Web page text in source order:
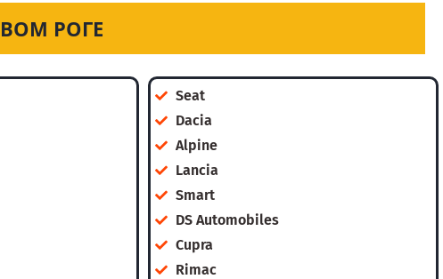
РОГЕ
Seat
Dacia
Alpine
Lancia
Smart
DS Automobiles
Cupra
Rimac